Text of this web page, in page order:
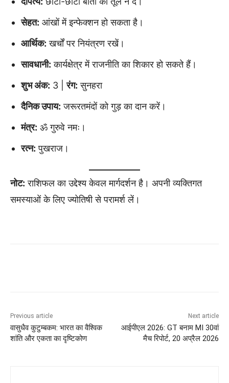
सेहत: आंखों में इन्फेक्शन हो सकता है।
आर्थिक: खर्चों पर नियंत्रण रखें।
सावधानी: कार्यक्षेत्र में राजनीति का शिकार हो सकते हैं।
शुभ अंक: 3 |रंग: सुनहरा
दैनिक उपाय: जरूरतमंदों को गुड़ का दान करें।
मंत्र: ॐ गुरुवे नमः।
रत्न: पुखराज।
नोट: राशिफल का उद्देश्य केवल मार्गदर्शन है। अपनी व्यक्तिगत
समस्याओं के लिए ज्योतिषी से परामर्श लें।
Previous article
वासुधैव कुटुम्बकम: भारत का वैश्विक
शांति और एकता का दृष्टिकोण
Next article
आईपीएल 2026: GT बनाम MI 30वां
मैच रिपोर्ट, 20 अप्रैल 2026